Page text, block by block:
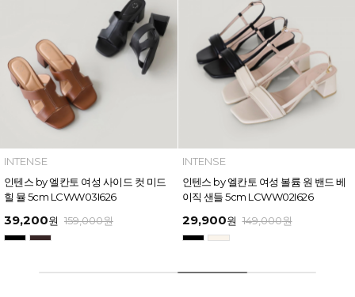
INTENSE
인텐스 by 엘칸토 여성 볼륨 원 밴드 베
이직 샌들 5cm LCWW02I626
29,900원 149,000원
INTENSE
인텐스 by 엘칸토 여성 와이드 스트랩
버클 포인트 샌들 6cm LCWW17I626
49,600원 169,000원